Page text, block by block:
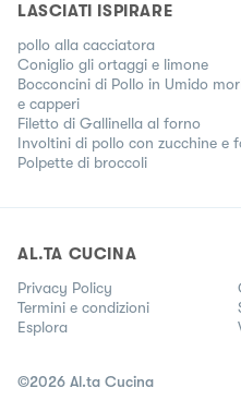
LASCIATI ISPIRARE
pollo alla cacciatora
Coniglio gli ortaggi e limone
Bocconcini di Pollo in Umido
e capperi
Filetto di Gallinella al forno
Involtini di pollo con zucchine e
Polpette di broccoli
AL.TA CUCINA
Privacy Policy
Termini e condizioni
Esplora
©2026 Al.ta Cucina